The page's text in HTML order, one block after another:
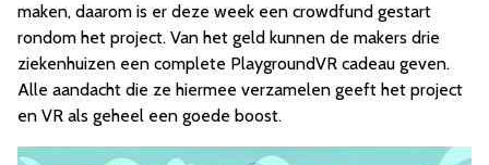
maken, daarom is er deze week een crowdfund gestart
rondom het project. Van het geld kunnen de makers drie
ziekenhuizen een complete PlaygroundVR cadeau geven.
Alle aandacht die ze hiermee verzamelen geeft het project
en VR als geheel een goede boost.